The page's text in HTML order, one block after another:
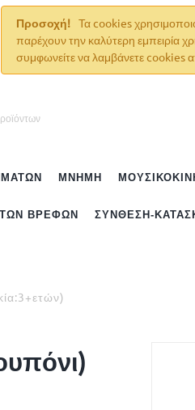
Προσοχή! Τα cookies
παρέχουν την καλύτερη εμπειρία
συμφωνείτε να λαμβάνετε cookies
ΜΝΉΜΗ
ΒΡΕΦΏΝ ΣΎΝΘΕΣΗ-